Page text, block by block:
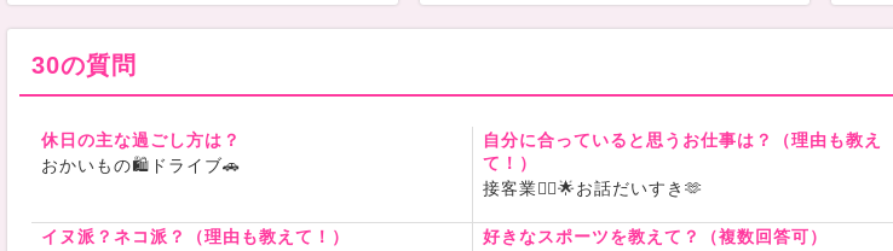
30の質問
休日の主な過ごし方は？
おかいもの🛍️ドライブ🚗
自分に合っていると思うお仕事は？（理由も教え
て！）
接客業💁‍♀️🌟お話だいすき🫶
イヌ派？ネコ派？（理由も教えて！）
好きなスポーツを教えて？（複数回答可）